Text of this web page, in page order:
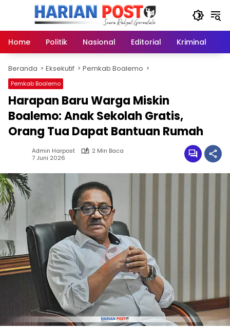
Home
Politik Nasional Editorial Kriminal
Beranda Eksekutif Pemkab Boalemo
Pemkab Boalemo
Harapan Baru Warga Miskin
Boalemo: Anak Sekolah Gratis,
Orang Tua Dapat Bantuan Rumah
Admin Harpost
2 Min Baca
7 Juni 2026